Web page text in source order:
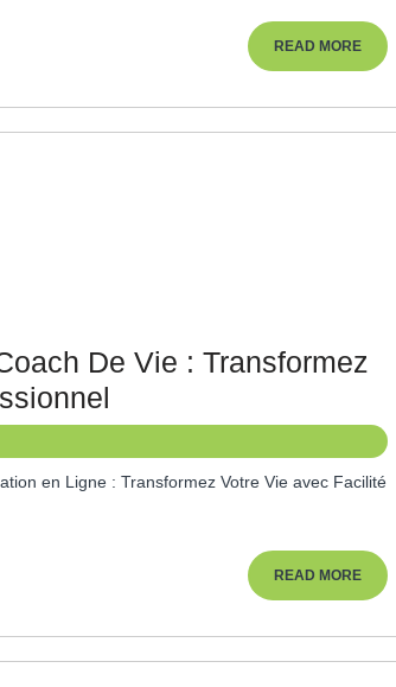
READ MOREREAD
MORE
De Vie : Transformez
En
Ligne
Vie
READ MOREREAD
MORE